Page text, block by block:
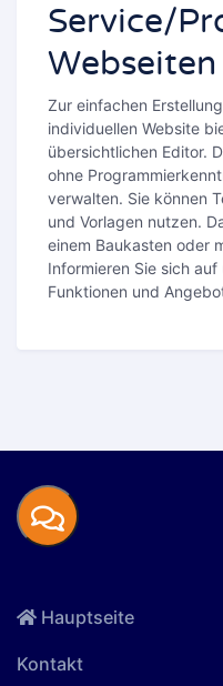
Service/
Zur einfachen
individuellen Website
übersichtlichen Editor.
ohne
verwalten. Sie können
und Vorlagen nutzen.
einem Baukasten oder
Informieren Sie sich
Funktionen und
Hauptseite
Kontakt